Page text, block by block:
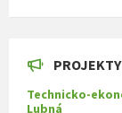
Technicko-
Lubná